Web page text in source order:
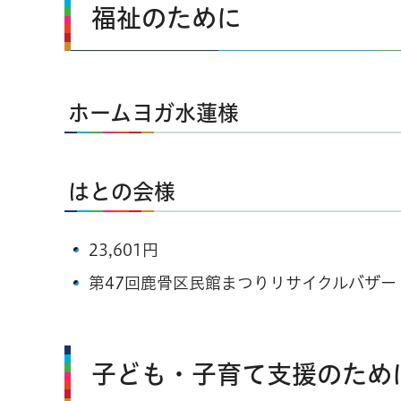
福祉のために
ホームヨガ水蓮様
はとの会様
23,601円
第47回鹿骨区民館まつりリサイクルバザ
子ども・子育て支援のため